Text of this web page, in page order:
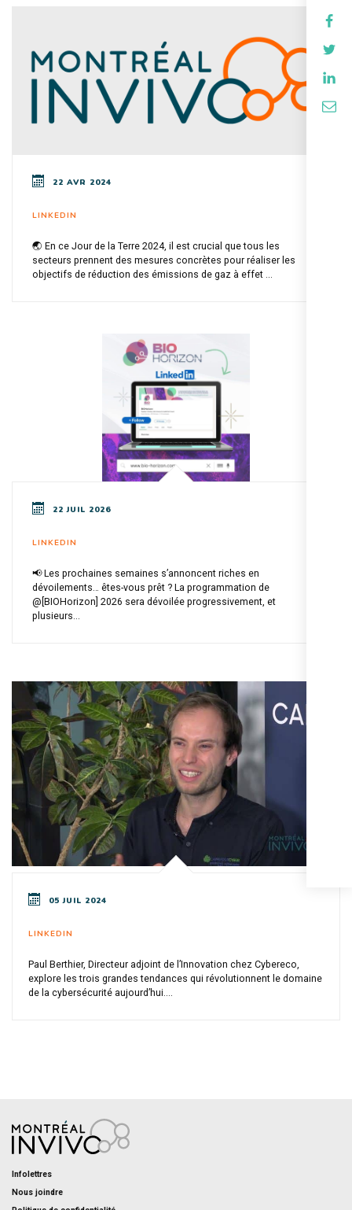
22 AVR 2024
LINKEDIN
🌏 En ce Jour de la Terre 2024, il est crucial que tous les
secteurs prennent des mesures concrètes pour réaliser les
objectifs de réduction des émissions de gaz à effet ...
22 JUIL 2026
LINKEDIN
📢 Les prochaines semaines s’annoncent riches en
dévoilements… êtes-vous prêt ? La programmation de
@[BIOHorizon] 2026 sera dévoilée progressivement, et
plusieurs...
05 JUIL 2024
LINKEDIN
Paul Berthier, Directeur adjoint de l’Innovation chez Cybereco,
explore les trois grandes tendances qui révolutionnent le domaine
de la cybersécurité aujourd’hui....
Infolettres
Nous joindre